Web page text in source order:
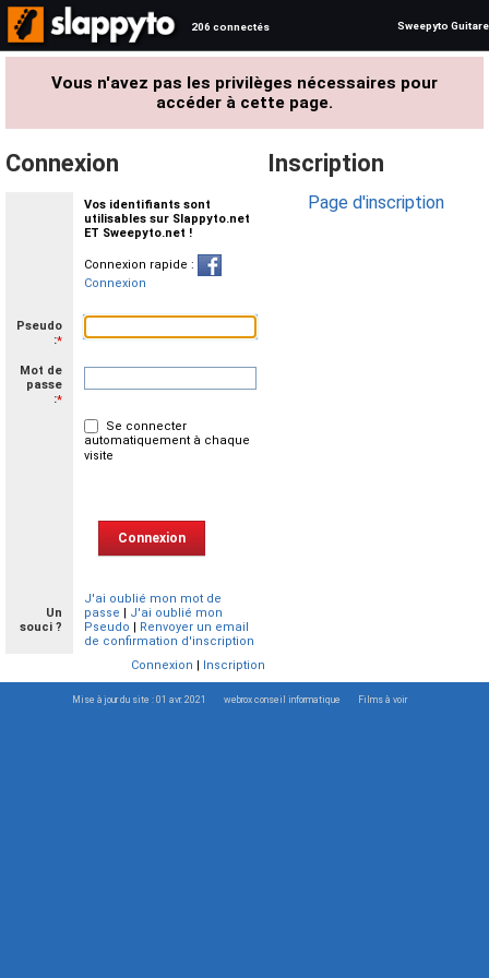
206 connectés Sweepyto Guitare
Vous n'avez pas les privilèges nécessaires pour
accéder à cette page.
Connexion
Vos identifiants sont
utilisables sur Slappyto.net
ET Sweepyto.net !
Connexion rapide :
Connexion
Pseudo
:*
Mot de
passe
:*
Se connecter
automatiquement à chaque
visite
Un
souci ?
J'ai oublié mon mot de
passe | J'ai oublié mon
Pseudo | Renvoyer un email
de confirmation d'inscription
Connexion | Inscription
Inscription
Page d'inscription
Mise à jour du site : 01 avr. 2021 webrox conseil informatique Films à voir